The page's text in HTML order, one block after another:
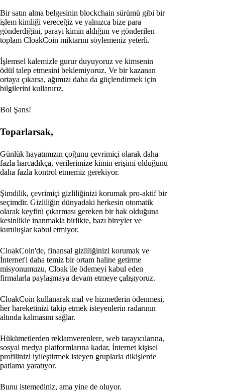
Bir satın alma belgesinin blockchain sürümü gibi bir
işlem kimliği vereceğiz ve yalnızca bize para
gönderdiğini, parayı kimin aldığını ve gönderilen
toplam CloakCoin miktarını söylemeniz yeterli.
İşlemsel kalemizle gurur duyuyoruz ve kimsenin
ödül talep etmesini beklemiyoruz. Ve bir kazanan
ortaya çıkarsa, ağımızı daha da güçlendirmek için
bilgilerini kullanırız.
Bol Şans!
Toparlarsak,
Günlük hayatımızın çoğunu çevrimiçi olarak daha
fazla harcadıkça, verilerimize kimin erişimi olduğunu
daha fazla kontrol etmemiz gerekiyor.
Şimdilik, çevrimiçi gizliliğinizi korumak pro-aktif bir
seçimdir. Gizliliğin dünyadaki herkesin otomatik
olarak keyfini çıkarması gereken bir hak olduğuna
kesinlikle inanmakla birlikte, bazı bireyler ve
kuruluşlar kabul etmiyor.
CloakCoin'de, finansal gizliliğinizi korumak ve
İnternet'i daha temiz bir ortam haline getirme
misyonumuzu, Cloak ile ödemeyi kabul eden
firmalarla paylaşmaya devam etmeye çalışıyoruz.
CloakCoin kullanarak mal ve hizmetlerin ödenmesi,
her hareketinizi takip etmek isteyenlerin radarının
altında kalmasını sağlar.
Hükümetlerden reklamverenlere, web tarayıcılarına,
sosyal medya platformlarına kadar, İnternet kişisel
profilinizi iyileştirmek isteyen gruplarla dikişlerde
patlama yaratıyor.
Bunu istemediniz, ama yine de oluyor.